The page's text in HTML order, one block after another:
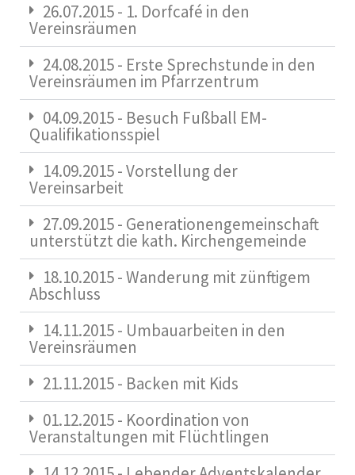
26.07.2015 - 1. Dorfcafé in den
Vereinsräumen
24.08.2015 - Erste Sprechstunde in den
Vereinsräumen im Pfarrzentrum
04.09.2015 - Besuch Fußball EM-
Qualifikationsspiel
14.09.2015 - Vorstellung der
Vereinsarbeit
27.09.2015 - Generationengemeinschaft
unterstützt die kath. Kirchengemeinde
18.10.2015 - Wanderung mit zünftigem
Abschluss
14.11.2015 - Umbauarbeiten in den
Vereinsräumen
21.11.2015 - Backen mit Kids
01.12.2015 - Koordination von
Veranstaltungen mit Flüchtlingen